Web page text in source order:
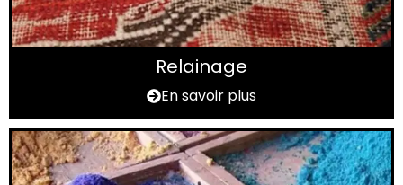
Relainage
En savoir plus